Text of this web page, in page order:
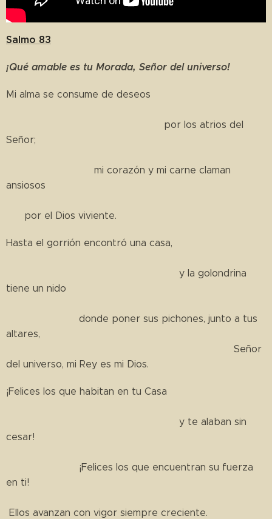
Salmo 83
¡Qué amable es tu Morada, Señor del universo!
Mi alma se consume de deseos
por los atrios del
Señor;
mi corazón y mi carne claman
ansiosos
por el Dios viviente.
Hasta el gorrión encontró una casa,
y la golondrina
tiene un nido
donde poner sus pichones, junto a tus
altares,
Señor
del universo, mi Rey es mi Dios.
¡Felices los que habitan en tu Casa
y te alaban sin
cesar!
¡Felices los que encuentran su fuerza
en ti!
Ellos avanzan con vigor siempre creciente.